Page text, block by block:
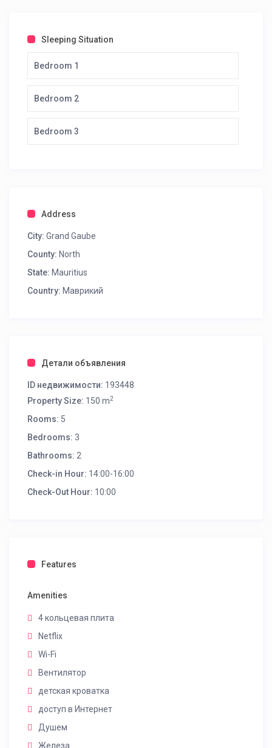
Sleeping Situation
Bedroom 1
Bedroom 2
Bedroom 3
Address
City: Grand Gaube
County: North
State: Mauritius
Country: Маврикий
Детали объявления
ID недвижимости: 193448
Property Size: 150 m2
Rooms: 5
Bedrooms: 3
Bathrooms: 2
Check-in Hour: 14:00-16:00
Check-Out Hour: 10:00
Features
Amenities
4 кольцевая плита
Netflix
Wi-Fi
Вентилятор
детская кроватка
доступ в Интернет
Душем
Железа